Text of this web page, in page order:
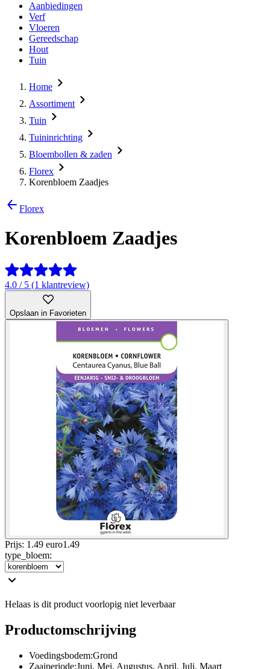
Aanbiedingen
Verf
Vloeren
Gereedschap
Hout
Tuin
Home
Assortiment
Tuin
Tuininrichting
Bloembollen & zaden
Florex
Korenbloem Zaadjes
Florex
Korenbloem Zaadjes
4.0 / 5 (1 klantreview)
Opslaan in Favorieten
Prijs: 1.49 euro1 .49
type_bloem:
Helaas is dit product voorlopig niet leverbaar
Productomschrijving
Voedingsbodem:Grond
Zaaiperiode:Juni, Mei, Augustus, April, Juli, Maart